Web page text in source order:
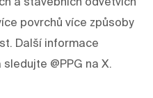
povrchů více způsoby
Další informace
@PPG na X.